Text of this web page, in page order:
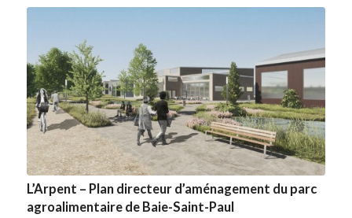
L’Arpent – Plan directeur d’aménagement du parc
agroalimentaire de Baie-Saint-Paul